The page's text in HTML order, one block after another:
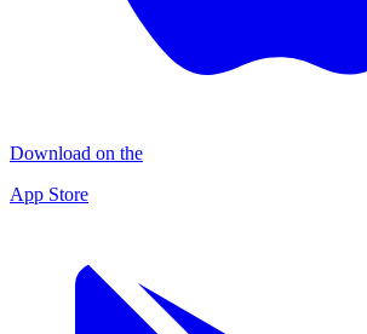
Download on the
App Store